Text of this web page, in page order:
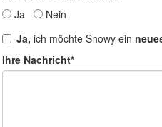
Ja
Nein
Ja, ich möchte Snowy ein
Ihre Nachricht*